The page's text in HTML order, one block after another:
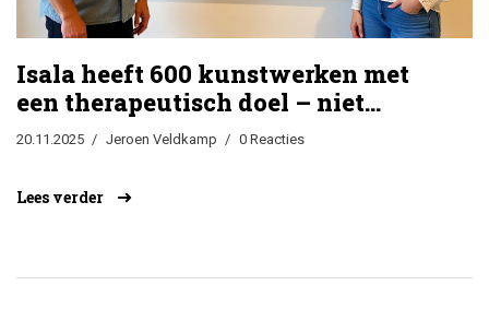
Isala heeft 600 kunstwerken met
een therapeutisch doel – niet
decoratie, maar genezing
20.11.2025 Jeroen Veldkamp 0 Reacties
Lees verder